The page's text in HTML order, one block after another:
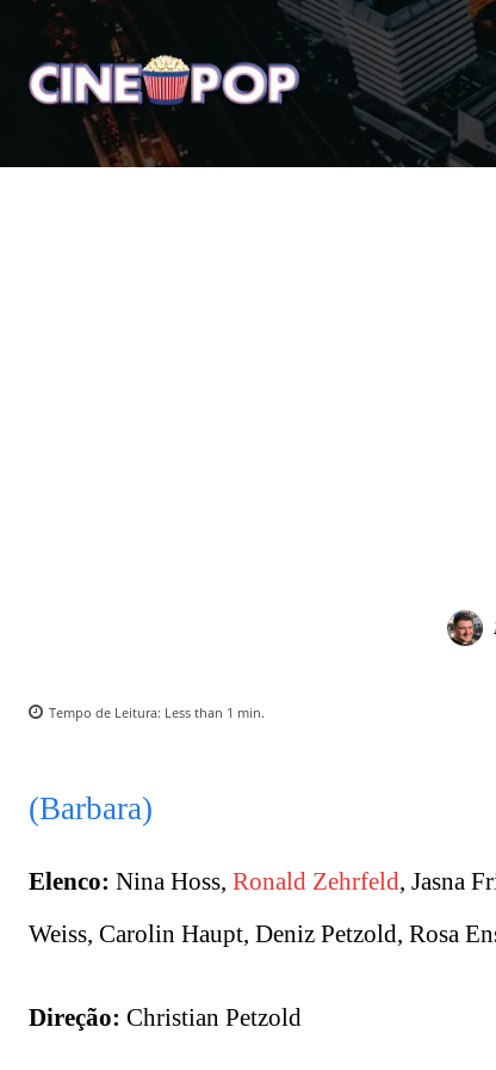
Home Notícias
Tempo de Leitura: Less than 1 min.
(Barbara)
Elenco: Nina Hoss, Ronald Zehrfeld, Jasna
Weiss, Carolin Haupt, Deniz Petzold, Rosa
Direção: Christian Petzold